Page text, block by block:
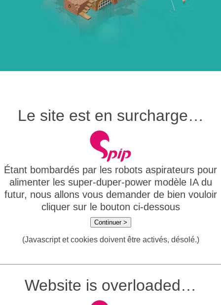
Le site est en surcharge…
Étant bombardés par les robots aspirateurs pour
alimenter les super-duper-power modèle IA du
futur, nous allons vous demander de bien vouloir
cliquer sur le bouton ci-dessous
Continuer >
(Javascript et cookies doivent être activés, désolé.)
Website is overloaded…